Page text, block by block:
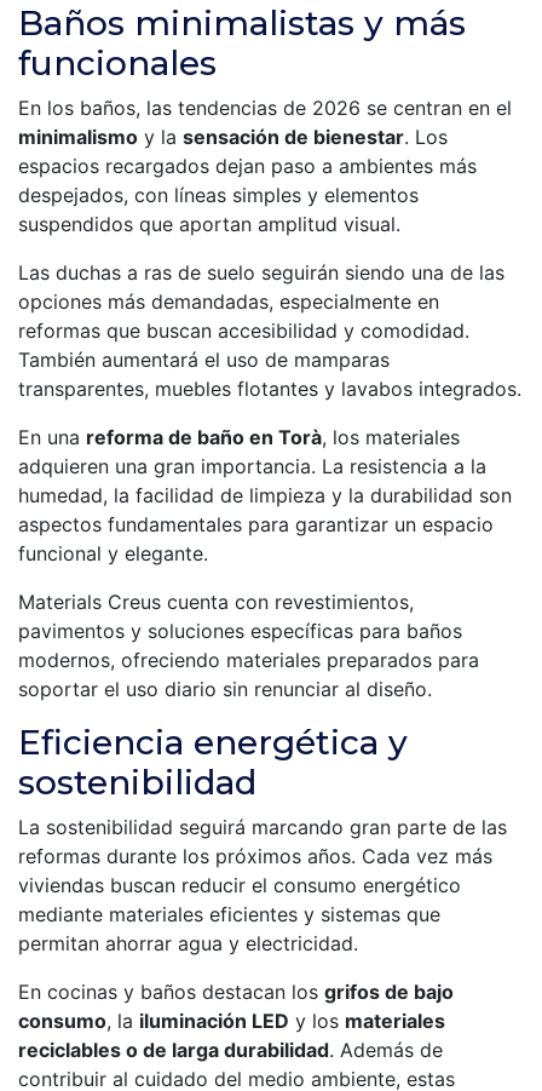
Baños minimalistas y más
funcionales
En los baños, las tendencias de 2026 se centran en el
minimalismo y la sensación de bienestar. Los
espacios recargados dejan paso a ambientes más
despejados, con líneas simples y elementos
suspendidos que aportan amplitud visual.
Las duchas a ras de suelo seguirán siendo una de las
opciones más demandadas, especialmente en
reformas que buscan accesibilidad y comodidad.
También aumentará el uso de mamparas
transparentes, muebles flotantes y lavabos integrados.
En una reforma de baño en Torà, los materiales
adquieren una gran importancia. La resistencia a la
humedad, la facilidad de limpieza y la durabilidad son
aspectos fundamentales para garantizar un espacio
funcional y elegante.
Materials Creus cuenta con revestimientos,
pavimentos y soluciones específicas para baños
modernos, ofreciendo materiales preparados para
soportar el uso diario sin renunciar al diseño.
Eficiencia energética y
sostenibilidad
La sostenibilidad seguirá marcando gran parte de las
reformas durante los próximos años. Cada vez más
viviendas buscan reducir el consumo energético
mediante materiales eficientes y sistemas que
permitan ahorrar agua y electricidad.
En cocinas y baños destacan los grifos de bajo
consumo, la iluminación LED y los materiales
reciclables o de larga durabilidad. Además de
contribuir al cuidado del medio ambiente, estas